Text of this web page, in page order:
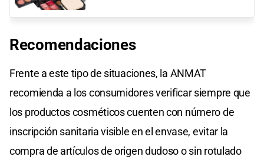
Recomendaciones
Frente a este tipo de situaciones, la ANMAT
recomienda a los consumidores verificar siempre que
los productos cosméticos cuenten con número de
inscripción sanitaria visible en el envase, evitar la
compra de artículos de origen dudoso o sin rotulado